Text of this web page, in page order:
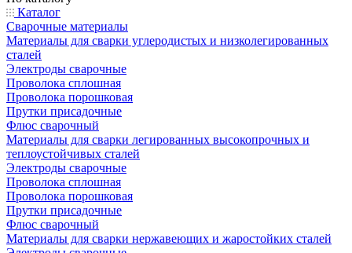
Каталог
Сварочные материалы
Материалы для сварки углеродистых и низколегированных
сталей
Электроды сварочные
Проволока сплошная
Проволока порошковая
Прутки присадочные
Флюс сварочный
Материалы для сварки легированных высокопрочных и
теплоустойчивых сталей
Электроды сварочные
Проволока сплошная
Проволока порошковая
Прутки присадочные
Флюс сварочный
Материалы для сварки нержавеющих и жаростойких сталей